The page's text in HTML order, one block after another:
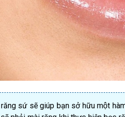
sứ sẽ giúp bạn sở hữu một